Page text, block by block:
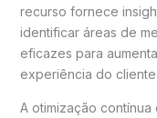
recurso fornece
identificar áreas de
eficazes para
experiência do cliente.
A otimização